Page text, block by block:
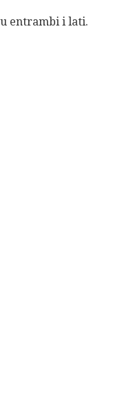
entrambi i lati.